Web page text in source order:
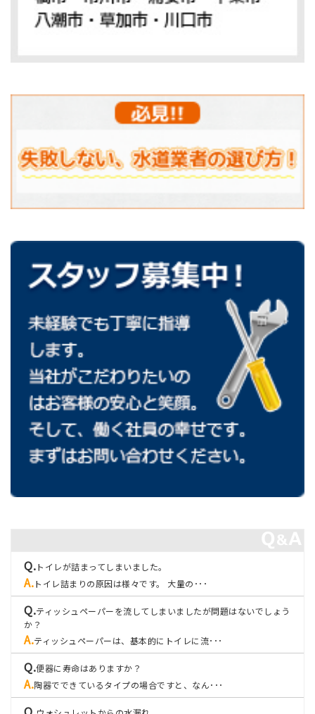
トイレが詰まってしまいました。
トイレ詰まりの原因は様々です。 大量の･･･
ティッシュペーパーを流してしまいましたが問題はないでしょう
か？
ティッシュペーパーは、基本的にトイレに流･･･
便器に寿命はありますか？
陶器でできているタイプの場合ですと、なん･･･